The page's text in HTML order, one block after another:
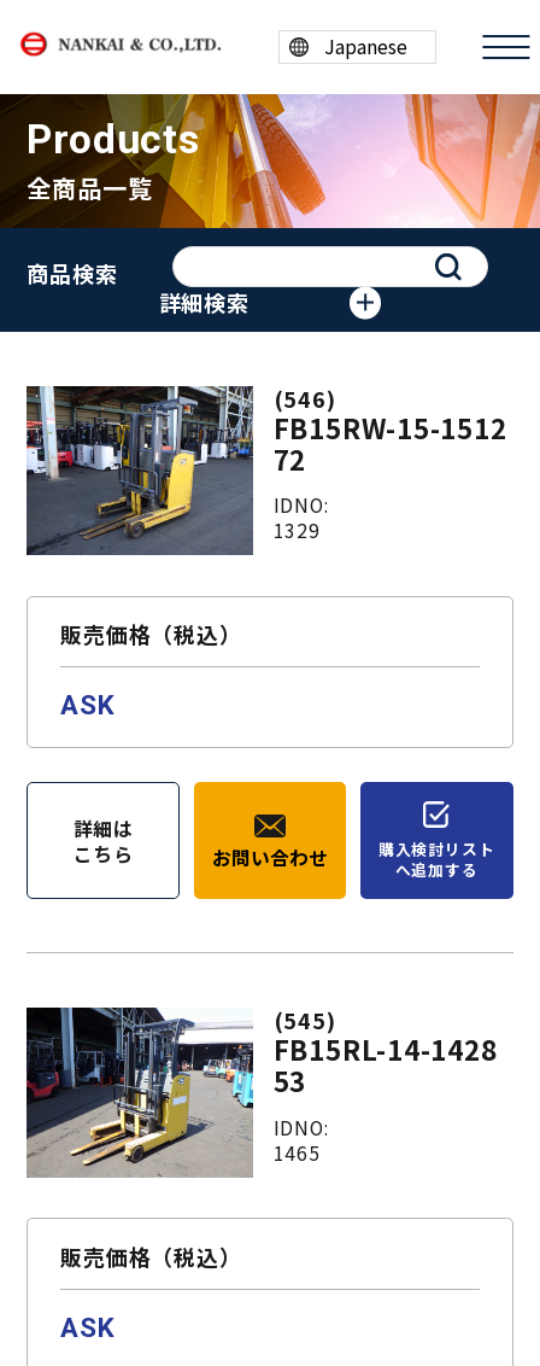
商品情報
買取案内
会社案内
採用情報
ESG/SDGs
Products
全商品一覧
詳細検索
商品検索
(546)
FB15RW-15-1512
72
IDNO:
1329
販売価格（税込）
ASK
詳細は
こちら
お問い合わせ
購入検討リスト
へ追加する
(545)
FB15RL-14-1428
53
IDNO:
1465
販売価格（税込）
ASK